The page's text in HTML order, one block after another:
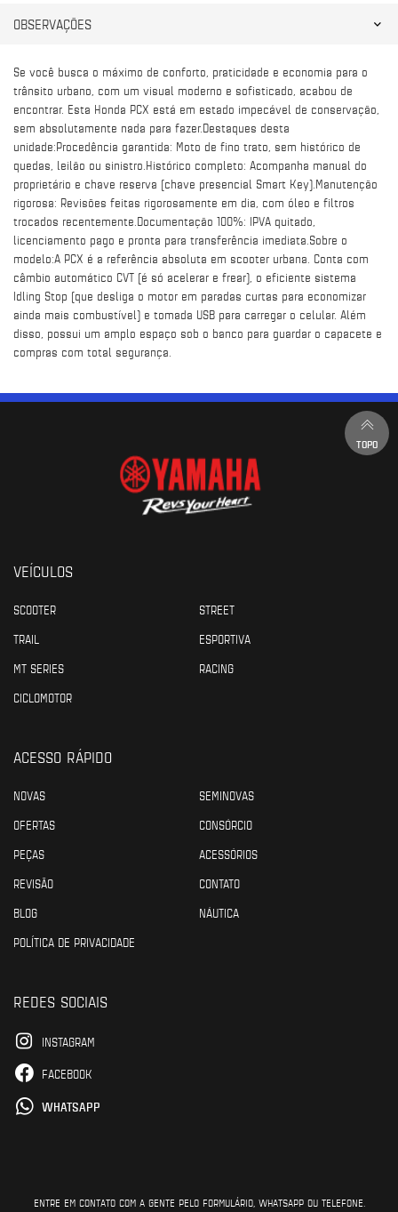
OBSERVAÇÕES
Se você busca o máximo de conforto, praticidade e economia para o
trânsito urbano, com um visual moderno e sofisticado, acabou de
encontrar. Esta Honda PCX está em estado impecável de conservação,
sem absolutamente nada para fazer.Destaques desta
unidade:Procedência garantida: Moto de fino trato, sem histórico de
quedas, leilão ou sinistro.Histórico completo: Acompanha manual do
proprietário e chave reserva (chave presencial Smart Key).Manutenção
rigorosa: Revisões feitas rigorosamente em dia, com óleo e filtros
trocados recentemente.Documentação 100%: IPVA quitado,
licenciamento pago e pronta para transferência imediata.Sobre o
modelo:A PCX é a referência absoluta em scooter urbana. Conta com
câmbio automático CVT (é só acelerar e frear), o eficiente sistema
Idling Stop (que desliga o motor em paradas curtas para economizar
ainda mais combustível) e tomada USB para carregar o celular. Além
disso, possui um amplo espaço sob o banco para guardar o capacete e
compras com total segurança.
TOPO
VEÍCULOS
SCOOTER
STREET
TRAIL
ESPORTIVA
MT SERIES
RACING
CICLOMOTOR
ACESSO RÁPIDO
NOVAS
SEMINOVAS
OFERTAS
CONSÓRCIO
PEÇAS
ACESSÓRIOS
REVISÃO
CONTATO
BLOG
NÁUTICA
POLÍTICA DE PRIVACIDADE
REDES SOCIAIS
INSTAGRAM
FACEBOOK
WHATSAPP
ENTRE EM CONTATO COM A GENTE PELO FORMULÁRIO, WHATSAPP OU TELEFONE.